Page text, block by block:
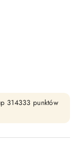
314333 punktów